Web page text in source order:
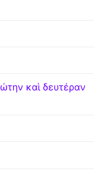
καὶ δευτέραν